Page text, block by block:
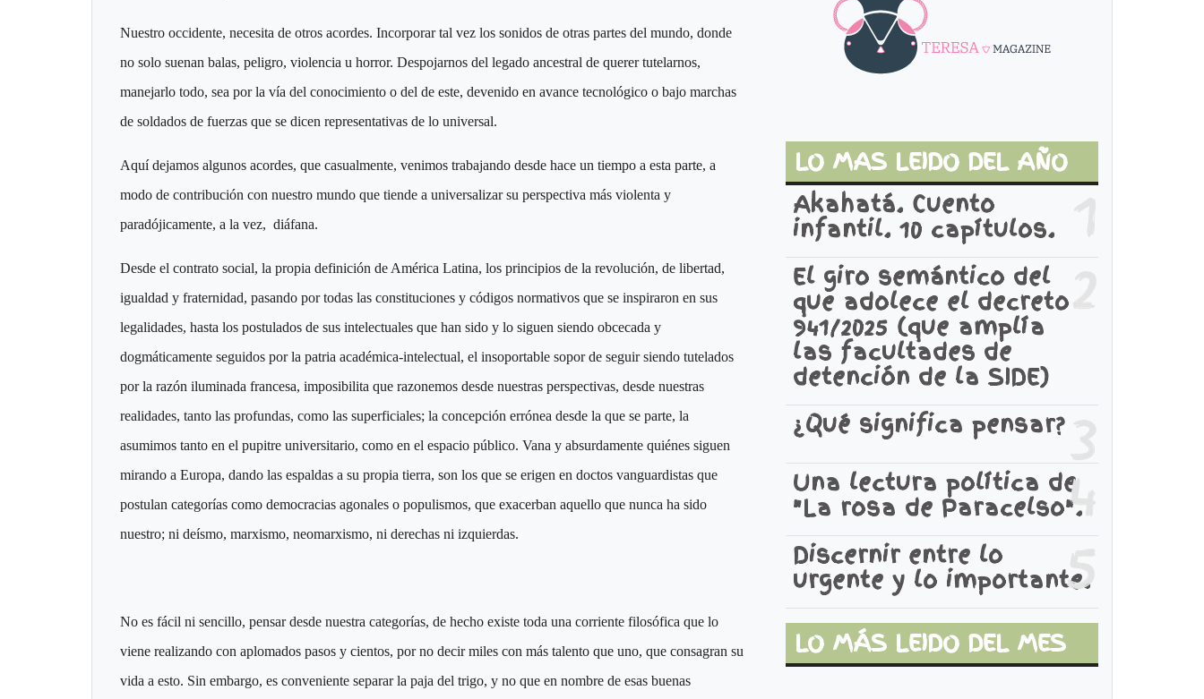
Nuestro occidente, necesita de otros acordes. Incorporar tal vez los sonidos de otras partes del mundo, donde
no solo suenan balas, peligro, violencia u horror. Despojarnos del legado ancestral de querer tutelarnos,
manejarlo todo, sea por la vía del conocimiento o del de este, devenido en avance tecnológico o bajo marchas
de soldados de fuerzas que se dicen representativas de lo universal.
Aquí dejamos algunos acordes, que casualmente, venimos trabajando desde hace un tiempo a esta parte, a
modo de contribución con nuestro mundo que tiende a universalizar su perspectiva más violenta y
paradójicamente, a la vez, diáfana.
Desde el contrato social, la propia definición de América Latina, los principios de la revolución, de libertad,
igualdad y fraternidad, pasando por todas las constituciones y códigos normativos que se inspiraron en sus
legalidades, hasta los postulados de sus intelectuales que han sido y lo siguen siendo obcecada y
dogmáticamente seguidos por la patria académica-intelectual, el insoportable sopor de seguir siendo tutelados
por la razón iluminada francesa, imposibilita que razonemos desde nuestras perspectivas, desde nuestras
realidades, tanto las profundas, como las superficiales; la concepción errónea desde la que se parte, la
asumimos tanto en el pupitre universitario, como en el espacio público. Vana y absurdamente quiénes siguen
mirando a Europa, dando las espaldas a su propia tierra, son los que se erigen en doctos vanguardistas que
postulan categorías como democracias agonales o populismos, que exacerban aquello que nunca ha sido
nuestro; ni deísmo, marxismo, neomarxismo, ni derechas ni izquierdas.
No es fácil ni sencillo, pensar desde nuestra categorías, de hecho existe toda una corriente filosófica que lo
viene realizando con aplomados pasos y cientos, por no decir miles con más talento que uno, que consagran su
vida a esto. Sin embargo, es conveniente separar la paja del trigo, y no que en nombre de esas buenas
LO MAS LEIDO DEL AÑO
1
Akahatá. Cuento
infantil. 10 capítulos.
2
El giro semántico del
que adolece el decreto
941/2025 (que amplía
las facultades de
detención de la SIDE)
3
¿Qué significa pensar?
4
Una lectura política de
"La rosa de Paracelso".
5
Discernir entre lo
urgente y lo importante.
LO MÁS LEIDO DEL MES